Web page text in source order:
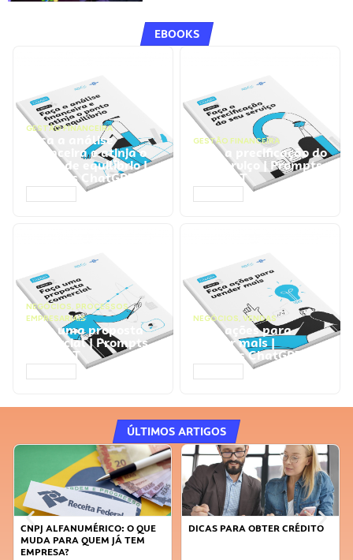
EBOOKS
GESTÃO FINANCEIRA
Faça a análise
financeira e atinja o
ponto de equilíbrio |
Prompts ChatGPT
GESTÃO FINANCEIRA
Faça a precificação do
seu serviço | Prompts
ChatGPT
NEGÓCIOS, PROCESSOS
EMPRESARIAIS
Faça uma proposta
comercial | Prompts
ChatGPT
NEGÓCIOS, VENDAS
Faça ações para
vender mais |
Prompts ChatGPT
ÚLTIMOS ARTIGOS
O QUE
TEM
DICAS PARA OBTER CRÉDITO
FAÇA A DIFERENÇA: SEJA